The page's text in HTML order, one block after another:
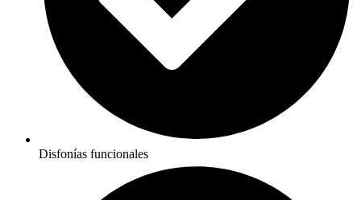
Disfonías funcionales